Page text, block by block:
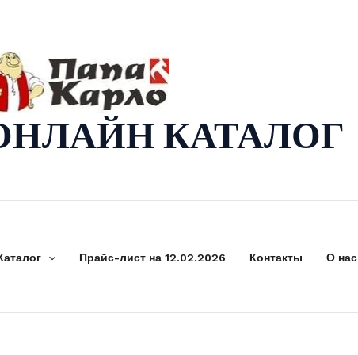
КАТАЛОГ
Прайс-лист на 12.02.2026 Контакты О нас